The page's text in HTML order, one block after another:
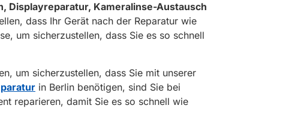
Displayreparatur, Kameralinse-Austausch
dass Ihr Gerät nach der Reparatur wie
um sicherzustellen, dass Sie es so schnell
um sicherzustellen, dass Sie mit unserer
in Berlin benötigen, sind Sie bei
reparieren, damit Sie es so schnell wie